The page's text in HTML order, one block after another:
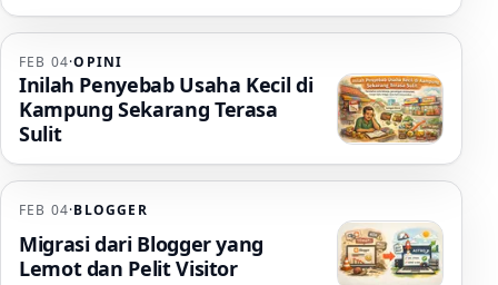
FEB 04·OPINI
Inilah Penyebab Usaha Kecil di
Kampung Sekarang Terasa
Sulit
FEB 04·BLOGGER
Migrasi dari Blogger yang
Lemot dan Pelit Visitor